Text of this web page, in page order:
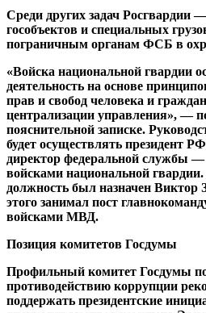
Среди других задач Росгвардии
гособъектов и специальных
пограничным органам ФСБ в
«Войска национальной гвардии
деятельность на основе
прав и свобод человека и
централизации управления», —
пояснительной записке.
будет осуществлять президент
директор федеральной службы
войсками национальной гвардии.
должность был назначен Виктор
этого занимал пост
войсками МВД.
Позиция комитетов Госдумы
Профильный комитет Госдумы по
противодействию коррупции
поддержать президентские